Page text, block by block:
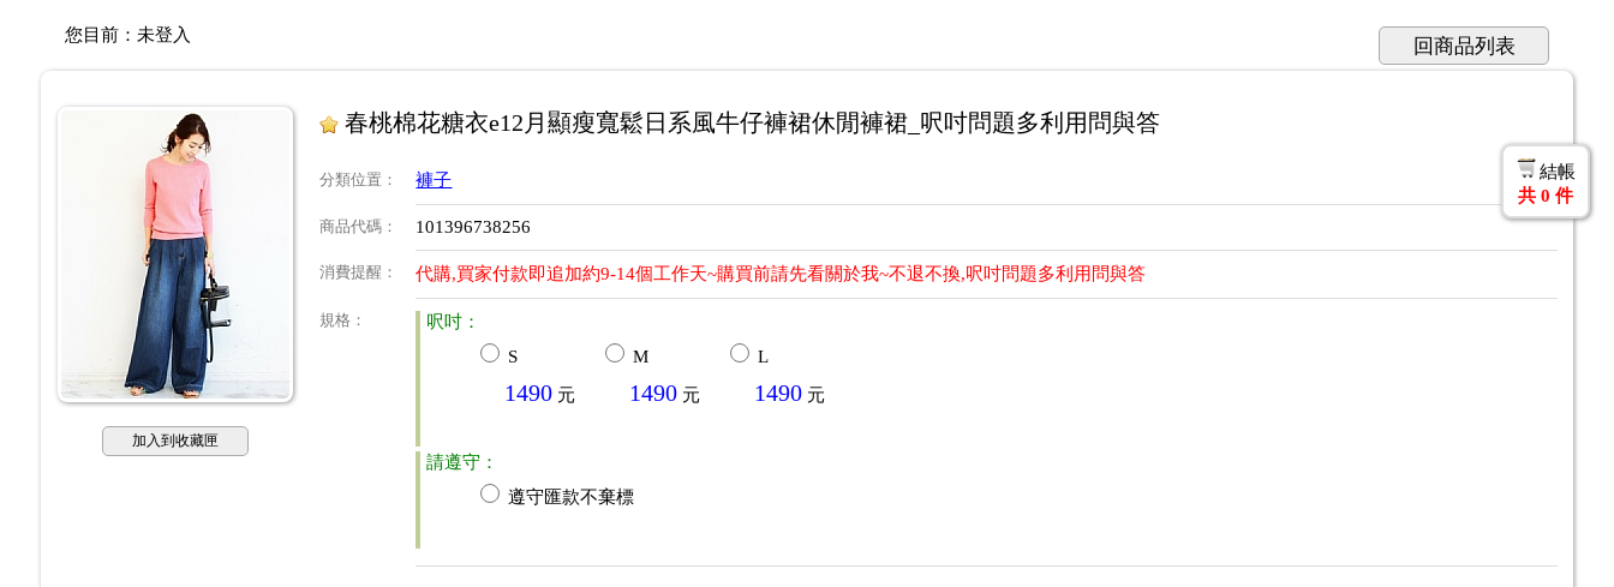
您目前： 未登入 回商品列表
加入到收藏匣
春桃棉花糖衣e12月顯瘦寬鬆日系風牛仔褲裙休閒褲裙_呎吋問題多利用問與答
分類位置 ： 褲子
商品代碼 ： 101396738256
消費提醒 ： 代購,買家付款即追加約9-14個工作天~購買前請先看關於我~不退不換,呎吋問題多利用問與答
規格 ：
呎吋：
S
1490 元
M
1490 元
L
1490 元
請遵守：
遵守匯款不棄標
結帳
共 0 件